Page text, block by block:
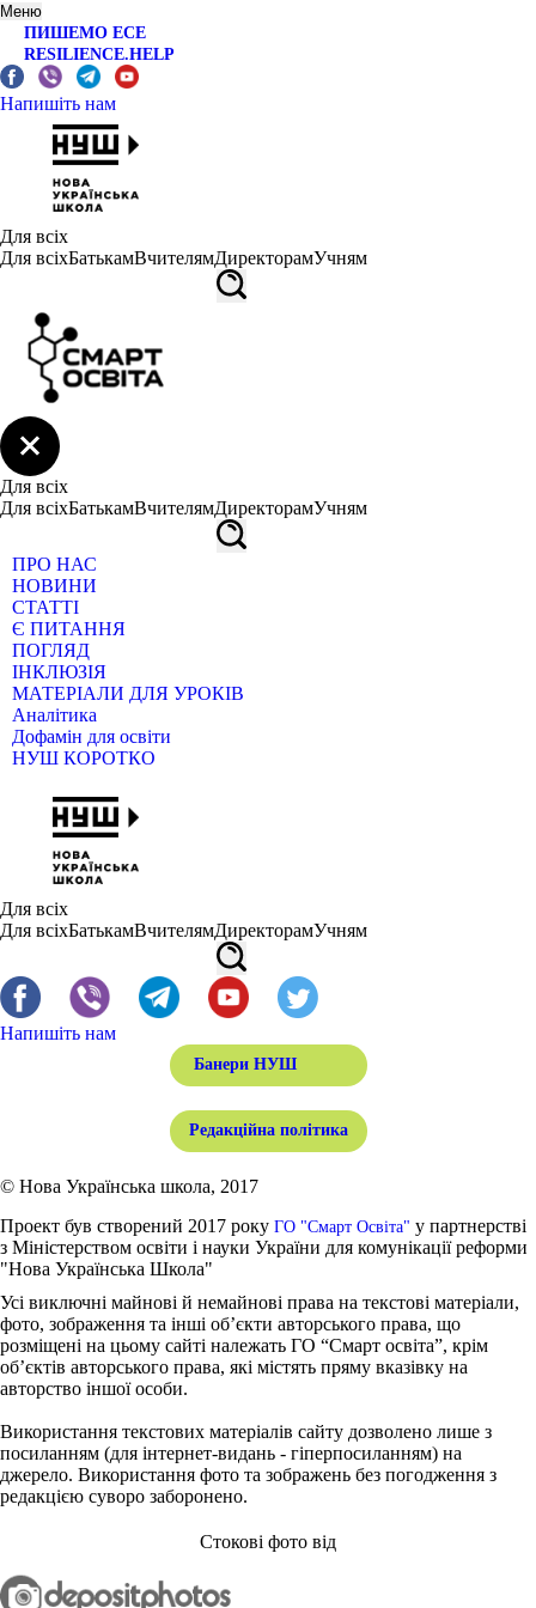
Меню
ПИШЕМО ЕСЕ
RESILIENCE.HELP
Напишіть нам
Для всіх
Для всіхБатькамВчителямДиректорамУчням
Для всіх
Для всіхБатькамВчителямДиректорамУчням
ПРО НАС
НОВИНИ
СТАТТІ
Є ПИТАННЯ
ПОГЛЯД
ІНКЛЮЗІЯ
МАТЕРІАЛИ ДЛЯ УРОКІВ
Аналітика
Дофамін для освіти
НУШ КОРОТКО
Для всіх
Для всіхБатькамВчителямДиректорамУчням
Напишіть нам
Банери НУШ
Редакційна політика
© Нова Українська школа, 2017
Проект був створений 2017 року ГО "Смарт Освіта" у партнерстві
з Міністерством освіти і науки України для комунікації реформи
"Нова Українська Школа"
Усі виключні майнові й немайнові права на текстові матеріали,
фото, зображення та інші об’єкти авторського права, що
розміщені на цьому сайті належать ГО “Смарт освіта”, крім
об’єктів авторського права, які містять пряму вказівку на
авторство іншої особи.
Використання текстових матеріалів сайту дозволено лише з
посиланням (для інтернет-видань - гіперпосиланням) на
джерело. Використання фото та зображень без погодження з
редакцією суворо заборонено.
Стокові фото від